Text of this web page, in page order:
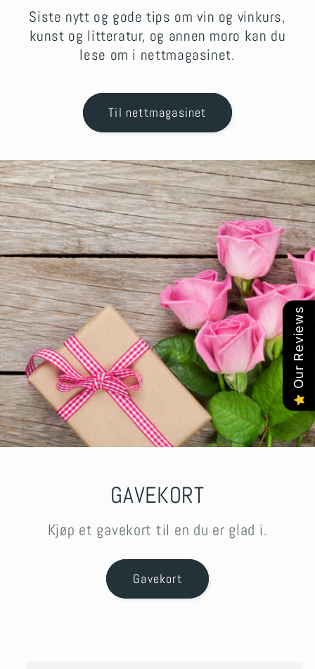
Siste nytt og gode tips om vin og vinkurs,
kunst og litteratur, og annen moro kan du
lese om i nettmagasinet.
Til nettmagasinet
GAVEKORT
Kjøp et gavekort til en du er glad i.
Gavekort
Our Reviews